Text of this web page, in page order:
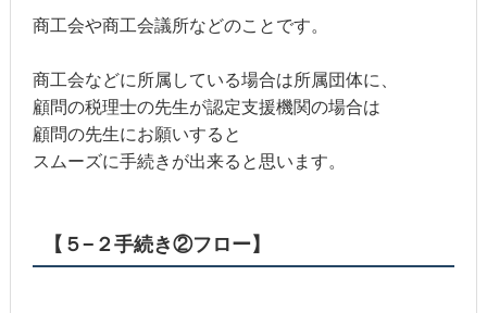
商工会や商工会議所などのことです。
商工会などに所属している場合は所属団体に、
顧問の税理士の先生が認定支援機関の場合は
顧問の先生にお願いすると
スムーズに手続きが出来ると思います。
【５−２手続き②フロー】